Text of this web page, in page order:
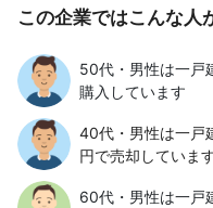
この企業ではこんな人
50代・男性は一戸
購入しています
40代・男性は一戸
円で売却していま
60代・男性は一戸